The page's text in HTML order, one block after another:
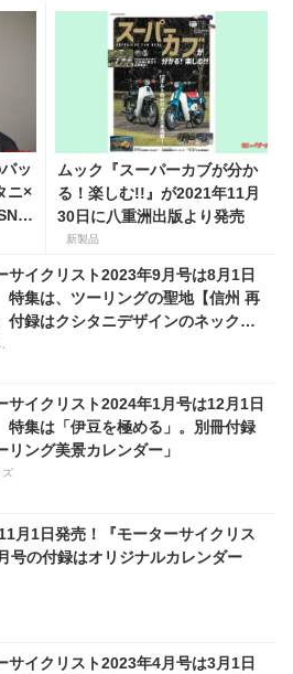
ッ
ニ×
ムック『スーパーカブが分か
る！楽しむ!!』が2021年11月
30日に八重洲出版より発売
新製品
サイクリスト2023年9月号は8月1日
集は、ツーリングの聖地【信州 再
付録はクシタニデザインのネックゲ
サイクリスト2024年1月号は12月1日
集は「伊豆を極める」。別冊付録
リング美景カレンダー」
月1日発売！『モーターサイクリス
号の付録はオリジナルカレンダー
サイクリスト2023年4月号は3月1日